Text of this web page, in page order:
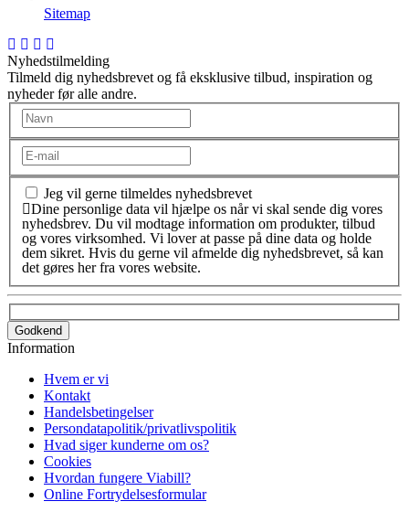
Sitemap
Nyhedstilmelding
Tilmeld dig nyhedsbrevet og få eksklusive tilbud, inspiration og
nyheder før alle andre.
Jeg vil gerne tilmeldes nyhedsbrevet
Dine personlige data vil hjælpe os når vi skal sende dig vores
nyhedsbrev. Du vil modtage information om produkter, tilbud
og vores virksomhed. Vi lover at passe på dine data og holde
dem sikret. Hvis du gerne vil afmelde dig nyhedsbrevet, så kan
det gøres her fra vores website.
Godkend
Information
Hvem er vi
Kontakt
Handelsbetingelser
Persondatapolitik/privatlivspolitik
Hvad siger kunderne om os?
Cookies
Hvordan fungere Viabill?
Online Fortrydelsesformular